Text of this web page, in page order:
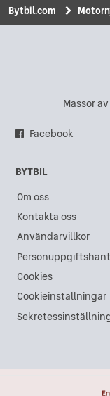
Bytbil.com
Massor
Facebook
BYTBIL
Om oss
Kontakta oss
Användarvillkor
Cookies
Cookieinställningar